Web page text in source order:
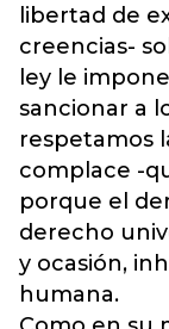
libertad de
creencias-
ley le
sancionar a
respetamos
complace -
porque el
derecho
y ocasión,
humana.